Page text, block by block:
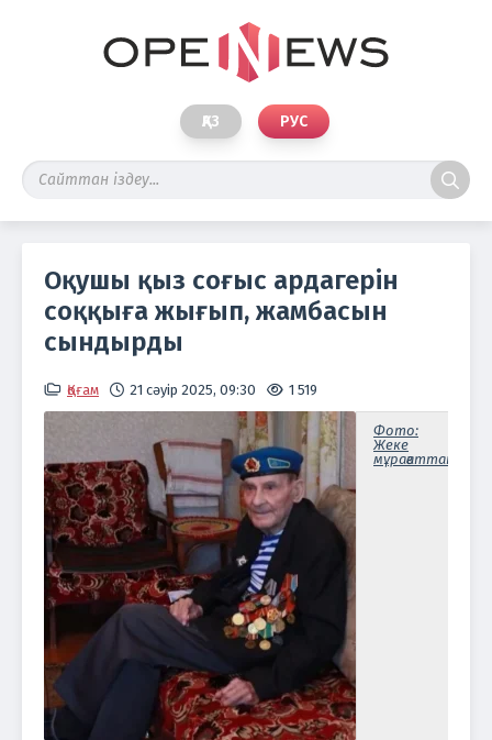
ҚАЗ РУС
Оқушы қыз соғыс ардагерін
соққыға жығып, жамбасын
сындырды
Қоғам 21 сәуір 2025, 09:30 1 519
Фото:
Жеке
мұрағаттан